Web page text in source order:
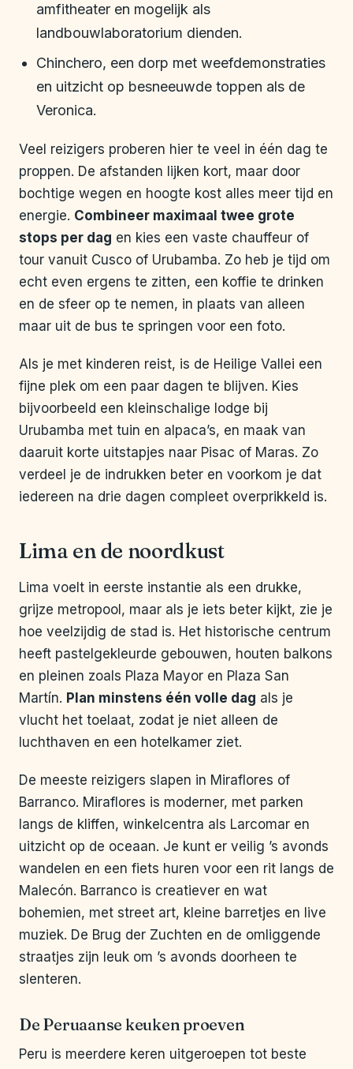
amfitheater en mogelijk als
landbouwlaboratorium dienden.
Chinchero, een dorp met weefdemonstraties
en uitzicht op besneeuwde toppen als de
Veronica.
Veel reizigers proberen hier te veel in één dag te
proppen. De afstanden lijken kort, maar door
bochtige wegen en hoogte kost alles meer tijd en
energie. Combineer maximaal twee grote
stops per dag en kies een vaste chauffeur of
tour vanuit Cusco of Urubamba. Zo heb je tijd om
echt even ergens te zitten, een koffie te drinken
en de sfeer op te nemen, in plaats van alleen
maar uit de bus te springen voor een foto.
Als je met kinderen reist, is de Heilige Vallei een
fijne plek om een paar dagen te blijven. Kies
bijvoorbeeld een kleinschalige lodge bij
Urubamba met tuin en alpaca’s, en maak van
daaruit korte uitstapjes naar Pisac of Maras. Zo
verdeel je de indrukken beter en voorkom je dat
iedereen na drie dagen compleet overprikkeld is.
Lima en de noordkust
Lima voelt in eerste instantie als een drukke,
grijze metropool, maar als je iets beter kijkt, zie je
hoe veelzijdig de stad is. Het historische centrum
heeft pastelgekleurde gebouwen, houten balkons
en pleinen zoals Plaza Mayor en Plaza San
Martín. Plan minstens één volle dag als je
vlucht het toelaat, zodat je niet alleen de
luchthaven en een hotelkamer ziet.
De meeste reizigers slapen in Miraflores of
Barranco. Miraflores is moderner, met parken
langs de kliffen, winkelcentra als Larcomar en
uitzicht op de oceaan. Je kunt er veilig ’s avonds
wandelen en een fiets huren voor een rit langs de
Malecón. Barranco is creatiever en wat
bohemien, met street art, kleine barretjes en live
muziek. De Brug der Zuchten en de omliggende
straatjes zijn leuk om ’s avonds doorheen te
slenteren.
De Peruaanse keuken proeven
Peru is meerdere keren uitgeroepen tot beste